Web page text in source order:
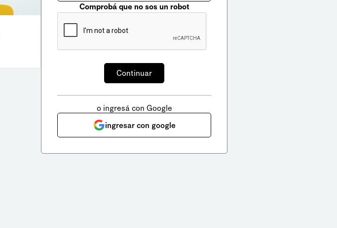
Comprobá que no sos un robot
o ingresá con Google
ingresar con google